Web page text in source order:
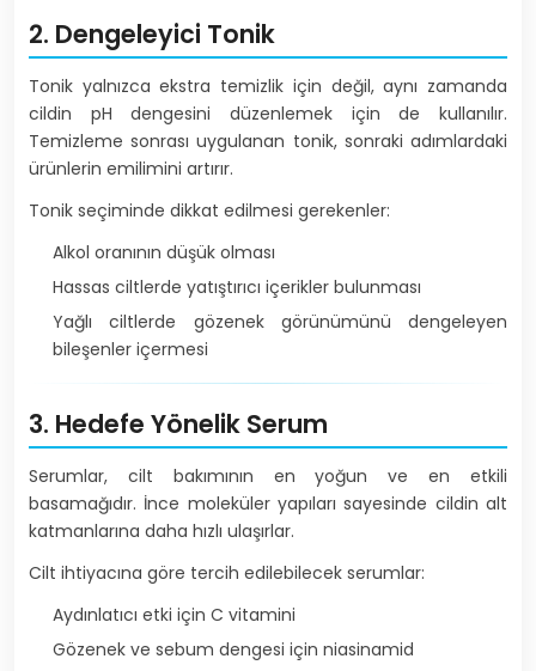
2. Dengeleyici Tonik
Tonik yalnızca ekstra temizlik için değil, aynı zamanda
cildin pH dengesini düzenlemek için de kullanılır.
Temizleme sonrası uygulanan tonik, sonraki adımlardaki
ürünlerin emilimini artırır.
Tonik seçiminde dikkat edilmesi gerekenler:
Alkol oranının düşük olması
Hassas ciltlerde yatıştırıcı içerikler bulunması
Yağlı ciltlerde gözenek görünümünü dengeleyen
bileşenler içermesi
3. Hedefe Yönelik Serum
Serumlar, cilt bakımının en yoğun ve en etkili
basamağıdır. İnce moleküler yapıları sayesinde cildin alt
katmanlarına daha hızlı ulaşırlar.
Cilt ihtiyacına göre tercih edilebilecek serumlar:
Aydınlatıcı etki için C vitamini
Gözenek ve sebum dengesi için niasinamid